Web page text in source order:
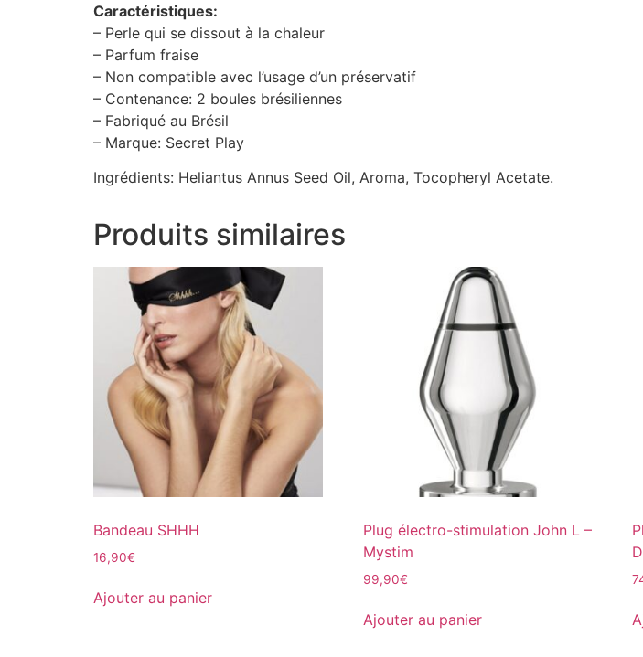
Caractéristiques:
– Perle qui se dissout à la chaleur
– Parfum fraise
– Non compatible avec l’usage d’un préservatif
– Contenance: 2 boules brésiliennes
– Fabriqué au Brésil
– Marque: Secret Play
Ingrédients: Heliantus Annus Seed Oil, Aroma, Tocopheryl Acetate.
Produits similaires
Bandeau SHHH
16,90€
Ajouter au panier
Plug électro-stimulation John L –
Mystim
99,90€
Ajouter au panier